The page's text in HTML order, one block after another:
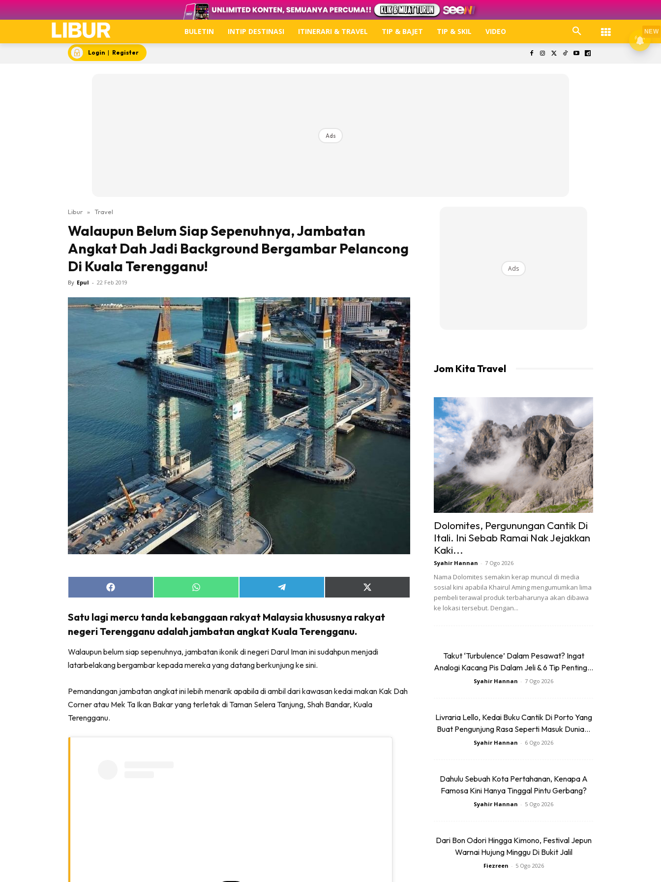
Video
Sentiasa up to date tentang tempat healing dan relax dengan LIBUR.
KLIK DI SEENI
BULETIN INTIP DESTINASI ITINERARI & TRAVEL TIP & BAJET TIP & SKIL VIDEO
Login | Register
Ads
Libur » Travel
Walaupun Belum Siap Sepenuhnya, Jambatan
Angkat Dah Jadi Background Bergambar Pelancong
Di Kuala Terengganu!
By Epul - 22 Feb 2019
Share
on
Share
on
Share
on
Share
on
(Twitter)
Satu lagi mercu tanda kebanggaan rakyat Malaysia khususnya rakyat
negeri Terengganu adalah jambatan angkat Kuala Terengganu.
Walaupun belum siap sepenuhnya, jambatan ikonik di negeri Darul Iman ini sudahpun menjadi
latarbelakang bergambar kepada mereka yang datang berkunjung ke sini.
Pemandangan jambatan angkat ini lebih menarik apabila di ambil dari kawasan kedai makan Kak Dah
Corner atau Mek Ta Ikan Bakar yang terletak di Taman Selera Tanjung, Shah Bandar, Kuala
Terengganu.
Ads
Jom Kita Travel
Dolomites, Pergunungan Cantik Di
Itali. Ini Sebab Ramai Nak Jejakkan
Kaki...
Syahir Hannan - 7 Ogo 2026
Nama Dolomites semakin kerap muncul di media
sosial kini apabila Khairul Aming mengumumkan lima
pembeli terawal produk terbaharunya akan dibawa
ke lokasi tersebut. Dengan...
Takut ‘Turbulence’ Dalam Pesawat? Ingat
Analogi Kacang Pis Dalam Jeli & 6 Tip Penting...
Syahir Hannan - 7 Ogo 2026
Livraria Lello, Kedai Buku Cantik Di Porto Yang
Buat Pengunjung Rasa Seperti Masuk Dunia...
Syahir Hannan - 6 Ogo 2026
Dahulu Sebuah Kota Pertahanan, Kenapa A
Famosa Kini Hanya Tinggal Pintu Gerbang?
Syahir Hannan - 5 Ogo 2026
Dari Bon Odori Hingga Kimono, Festival Jepun
Warnai Hujung Minggu Di Bukit Jalil
Fiezreen - 5 Ogo 2026
NEW